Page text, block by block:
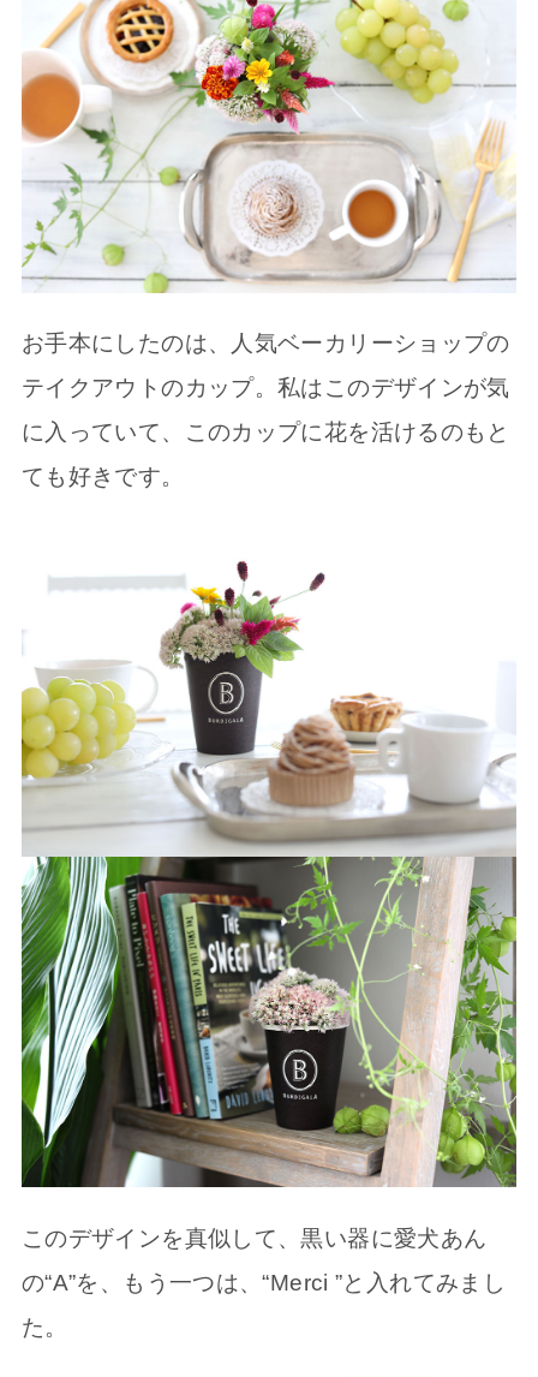
お手本にしたのは、人気ベーカリーショップの
テイクアウトのカップ。私はこのデザインが気
に入っていて、このカップに花を活けるのもと
ても好きです。
このデザインを真似して、黒い器に愛犬あん
の“A”を、もう一つは、“Merci ”と入れてみまし
た。